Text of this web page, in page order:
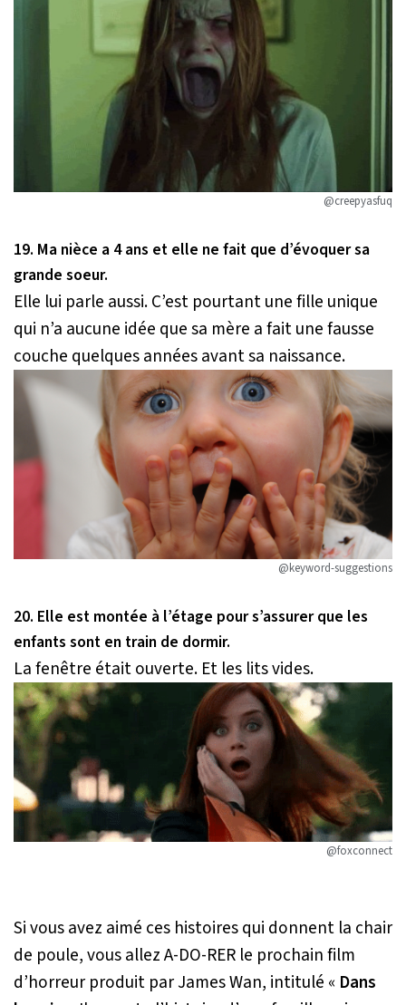
@creepyasfuq
19. Ma nièce a 4 ans et elle ne fait que d’évoquer sa
grande soeur.
Elle lui parle aussi. C’est pourtant une fille unique
qui n’a aucune idée que sa mère a fait une fausse
couche quelques années avant sa naissance.
@keyword-suggestions
20. Elle est montée à l’étage pour s’assurer que les
enfants sont en train de dormir.
La fenêtre était ouverte. Et les lits vides.
@foxconnect
Si vous avez aimé ces histoires qui donnent la chair
de poule, vous allez A-DO-RER le prochain film
d’horreur produit par James Wan, intitulé « Dans